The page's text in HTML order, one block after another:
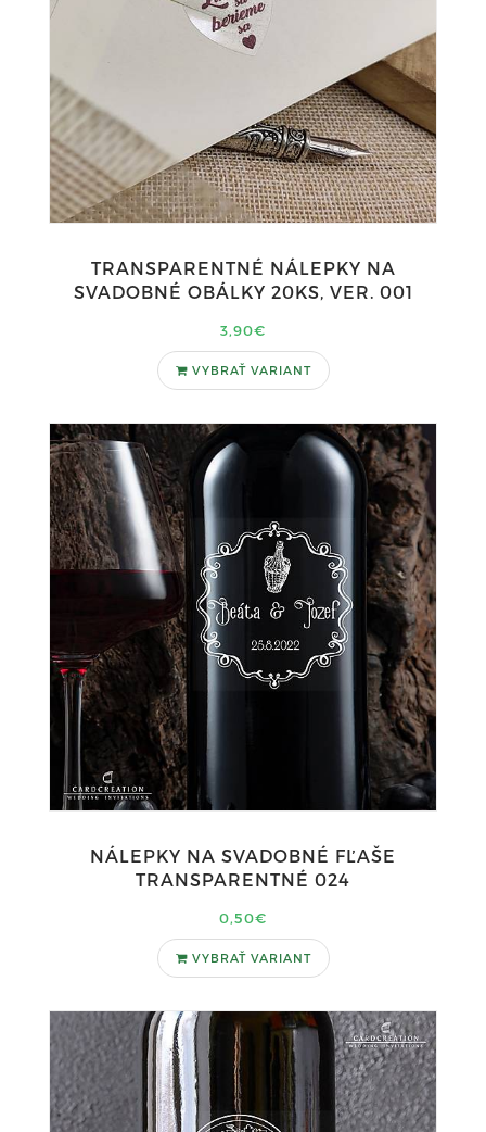
TRANSPARENTNÉ NÁLEPKY NA
SVADOBNÉ OBÁLKY 20KS, VER. 001
3,90€
VYBRAŤ VARIANT
NÁLEPKY NA SVADOBNÉ FĽAŠE
TRANSPARENTNÉ 024
0,50€
VYBRAŤ VARIANT